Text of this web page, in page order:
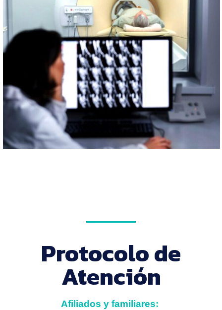
Protocolo de
Atención
Afiliados y familiares: